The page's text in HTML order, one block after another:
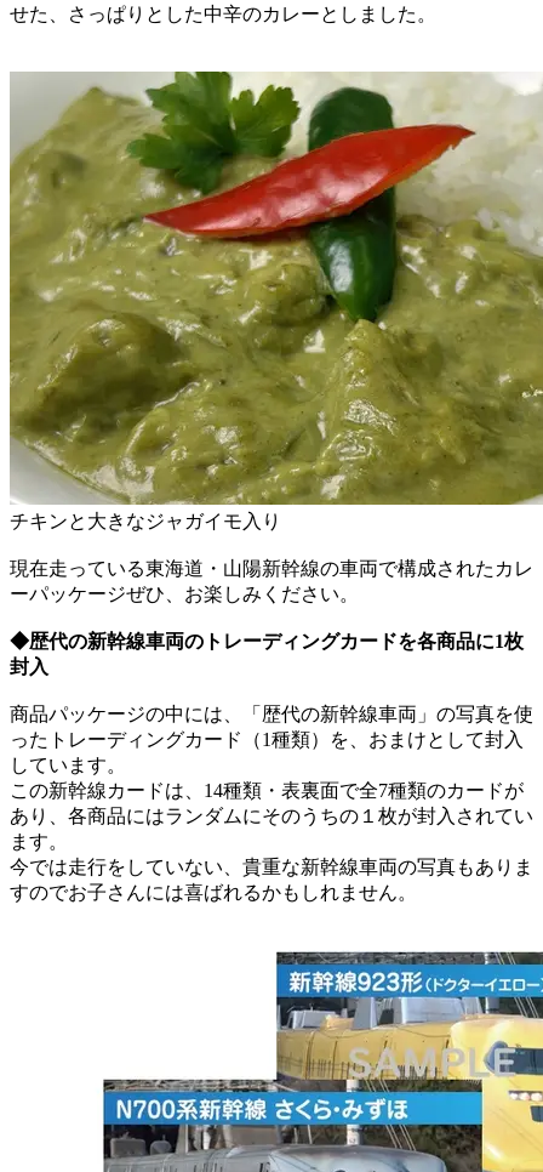
せた、さっぱりとした中辛のカレーとしました。
チキンと大きなジャガイモ入り
現在走っている東海道・山陽新幹線の車両で構成されたカレ
ーパッケージぜひ、お楽しみください。
◆歴代の新幹線車両のトレーディングカードを各商品に1枚
封入
商品パッケージの中には、「歴代の新幹線車両」の写真を使
ったトレーディングカード（1種類）を、おまけとして封入
しています。
この新幹線カードは、14種類・表裏面で全7種類のカードが
あり、各商品にはランダムにそのうちの１枚が封入されてい
ます。
今では走行をしていない、貴重な新幹線車両の写真もありま
すのでお子さんには喜ばれるかもしれません。